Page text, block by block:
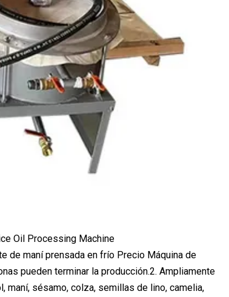
de maní prensada en frío Precio Máquina de
pueden terminar la producción.2. Ampliamente
sésamo, colza, semillas de lino, camelia,